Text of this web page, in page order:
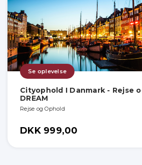
Se oplevelse
Cityophold I Danmark - Rejse
DREAM
Rejse og Ophold
DKK 999,00